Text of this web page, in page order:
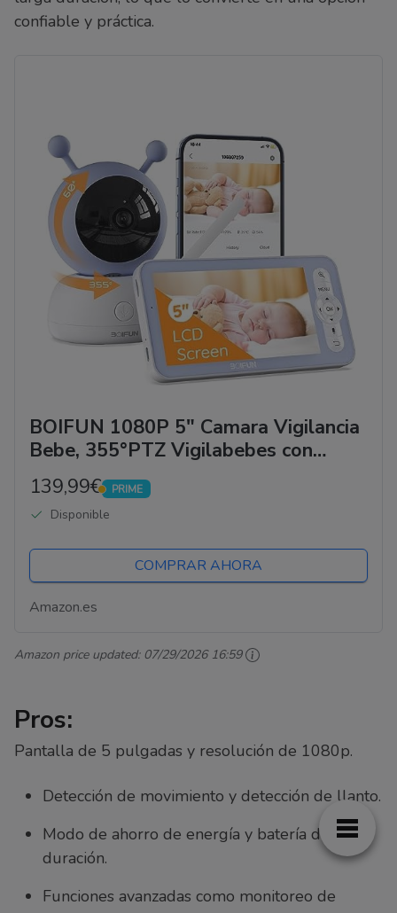
confiable y práctica.
BOIFUN 1080P 5" Camara Vigilancia
Bebe, 355°PTZ Vigilabebes con
Camara, Monitoreo de Movimiento, 3
Modos de Detección Inteligente,
Control de Monitor y...
139,99€ PRIME
PRIME
Disponible
COMPRAR AHORA
Amazon.es
Amazon price updated: 07/29/2026 16:59
Pros:
Pantalla de 5 pulgadas y resolución de 1080p.
Detección de movimiento y detección de llanto.
Modo de ahorro de energía y batería de larga
duración.
Funciones avanzadas como monitoreo de